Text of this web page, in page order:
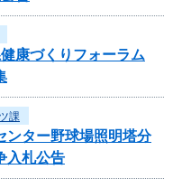
康づくりフォーラム
課
ンター野球場照明塔分
入札公告